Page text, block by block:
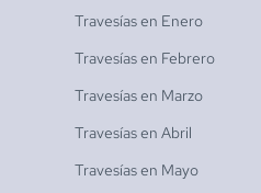
Travesías en Enero
Travesías en Febrero
Travesías en Marzo
Travesías en Abril
Travesías en Mayo